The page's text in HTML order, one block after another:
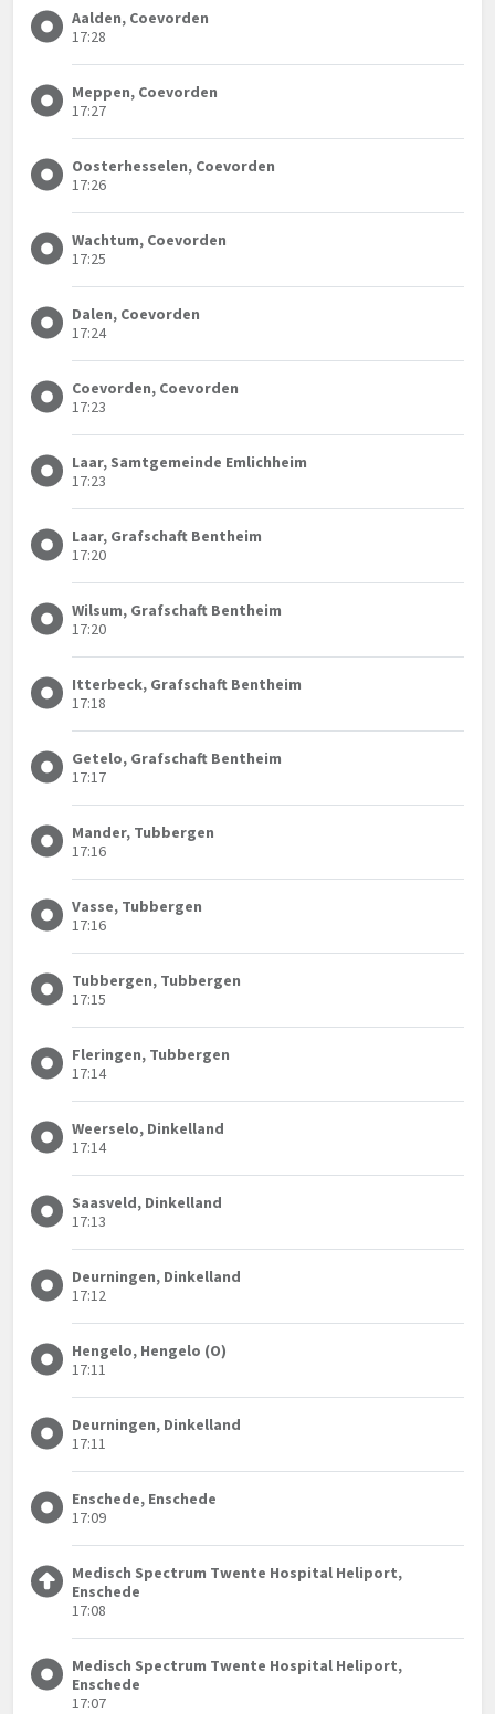
Aalden, Coevorden
17:28
Meppen, Coevorden
17:27
Oosterhesselen, Coevorden
17:26
Wachtum, Coevorden
17:25
Dalen, Coevorden
17:24
Coevorden, Coevorden
17:23
Laar, Samtgemeinde Emlichheim
17:23
Laar, Grafschaft Bentheim
17:20
Wilsum, Grafschaft Bentheim
17:20
Itterbeck, Grafschaft Bentheim
17:18
Getelo, Grafschaft Bentheim
17:17
Mander, Tubbergen
17:16
Vasse, Tubbergen
17:16
Tubbergen, Tubbergen
17:15
Fleringen, Tubbergen
17:14
Weerselo, Dinkelland
17:14
Saasveld, Dinkelland
17:13
Deurningen, Dinkelland
17:12
Hengelo, Hengelo (O)
17:11
Deurningen, Dinkelland
17:11
Enschede, Enschede
17:09
Medisch Spectrum Twente Hospital Heliport,
Enschede
17:08
Medisch Spectrum Twente Hospital Heliport,
Enschede
17:07